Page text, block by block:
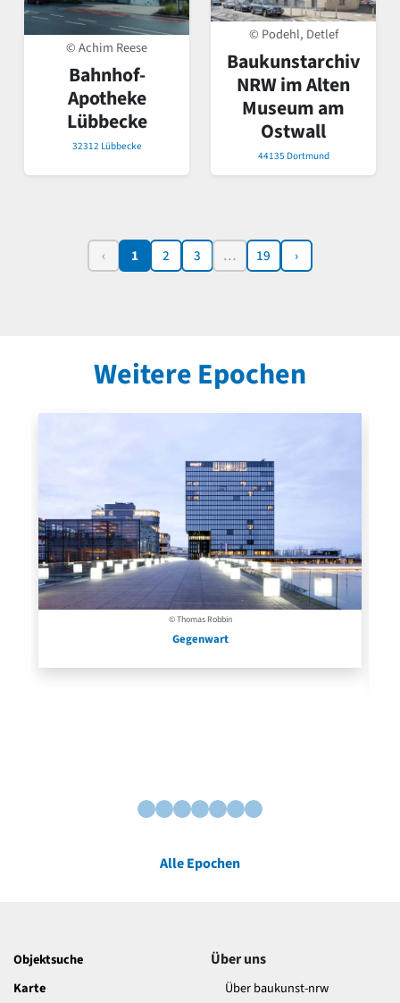
© Achim Reese
Bahnhof-
Apotheke
Lübbecke
32312 Lübbecke
© Podehl, Detlef
Baukunstarchiv
NRW im Alten
Museum am
Ostwall
44135 Dortmund
‹ 1 2 3 … 19 ›
Weitere Epochen
© Thomas Robbin
Gegenwart
Alle Epochen
Objektsuche
Karte
Über uns
Über baukunst-nrw